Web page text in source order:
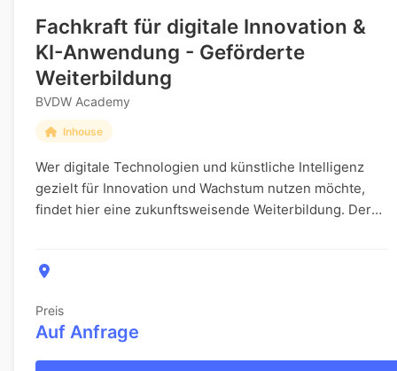
Fachkraft für digitale Innovation &
KI-Anwendung - Geförderte
Weiterbildung
BVDW Academy
Inhouse
Wer digitale Technologien und künstliche Intelligenz
gezielt für Innovation und Wachstum nutzen möchte,
findet hier eine zukunftsweisende Weiterbildung. Der
Preis
Auf Anfrage